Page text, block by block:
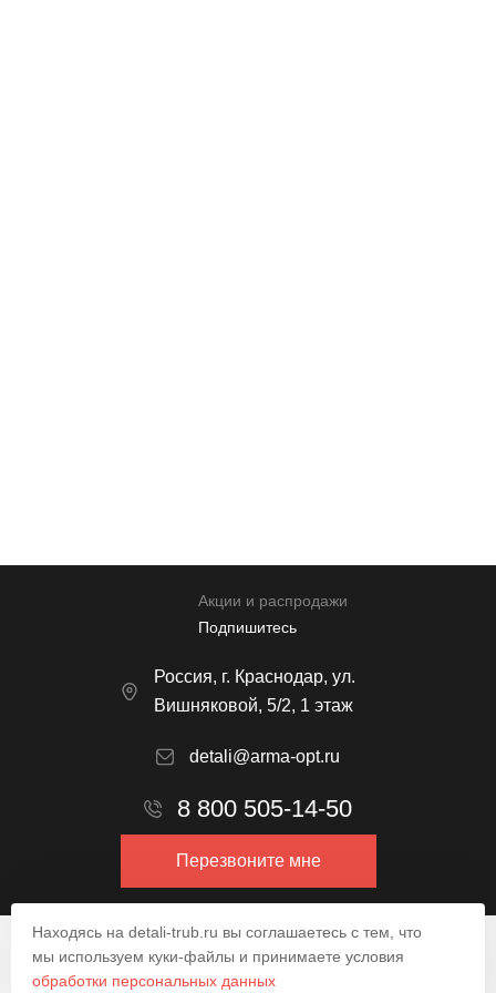
Акции и распродажи
Подпишитесь
Россия, г. Краснодар, ул.
Вишняковой, 5/2, 1 этаж
detali@arma-opt.ru
8 800 505-14-50
Перезвоните мне
Находясь на detali-trub.ru вы соглашаетесь с тем, что
мы используем куки-файлы и принимаете условия
обработки персональных данных